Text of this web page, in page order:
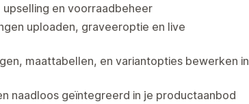
en voorraadbeheer
uploaden, graveeroptie en live
maattabellen, en variantopties bewerken in
naadloos geïntegreerd in je productaanbod